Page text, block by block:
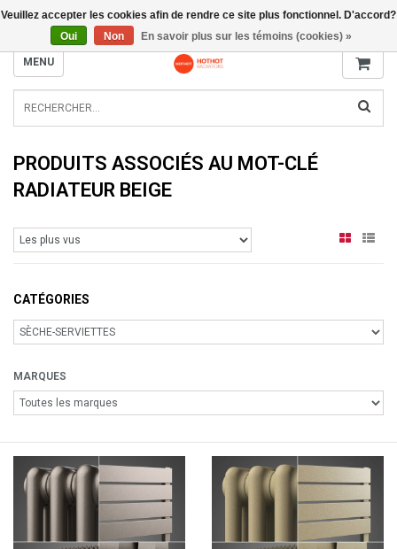
INFO@RADIATORS.SHOP
MENU
PRODUITS ASSOCIÉS AU MOT-CLÉ
RADIATEUR BEIGE
CATÉGORIES
MARQUES
Veuillez accepter les cookies afin de rendre ce site plus fonctionnel. D'accord?
Oui
Non En savoir plus sur les témoins (cookies) »